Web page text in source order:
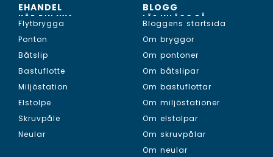
EHANDEL
KÖP DIN NYA...
Flytbrygga
Ponton
Båtslip
Bastuflotte
Miljöstation
Elstolpe
Skruvpåle
Neular
BLOGG
LÄS INLÄGG PÅ...
Bloggens startsida
Om bryggor
Om pontoner
Om båtslipar
Om bastuflottar
Om miljöstationer
Om elstolpar
Om skruvpålar
Om neular